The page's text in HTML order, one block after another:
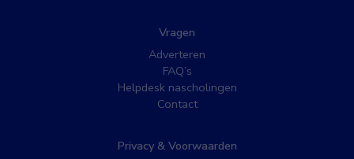
Vragen
Adverteren
FAQ’s
Helpdesk nascholingen
Contact
Privacy & Voorwaarden